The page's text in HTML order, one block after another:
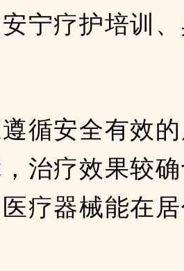
宁疗护培训
循安全有效的
治疗效果较
疗器械能在